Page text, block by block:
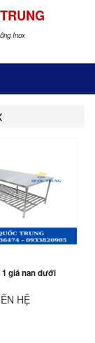
Inox
1 giá nan dưới
HỆ